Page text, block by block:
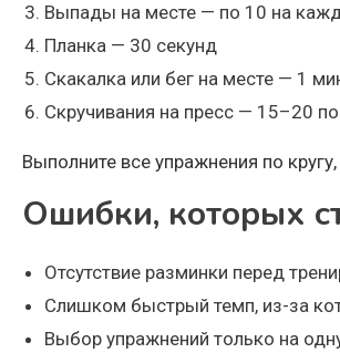
Выпады на месте — по 10 на
Планка — 30 секунд
Скакалка или бег на месте — 1
Скручивания на пресс — 15–20
Выполните все упражнения по
Ошибки, которых
Отсутствие разминки перед
Слишком быстрый темп, из-за
Выбор упражнений только на